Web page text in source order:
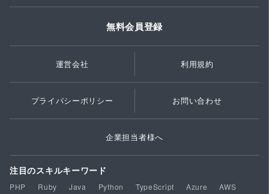
無料会員登録
運営会社 利用規約
プライバシーポリシー お問い合わせ
企業担当者様へ
注目のスキルキーワード
PHP Ruby Java Python TypeScript Azure
AWS